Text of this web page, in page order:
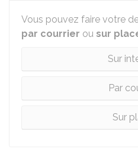
Vous pouvez faire votre
par courrier ou sur
Sur
Par
Sur